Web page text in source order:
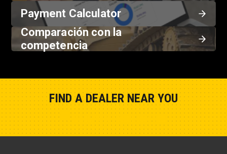
Payment Calculator
Comparación con la
competencia
FIND A DEALER NEAR YOU